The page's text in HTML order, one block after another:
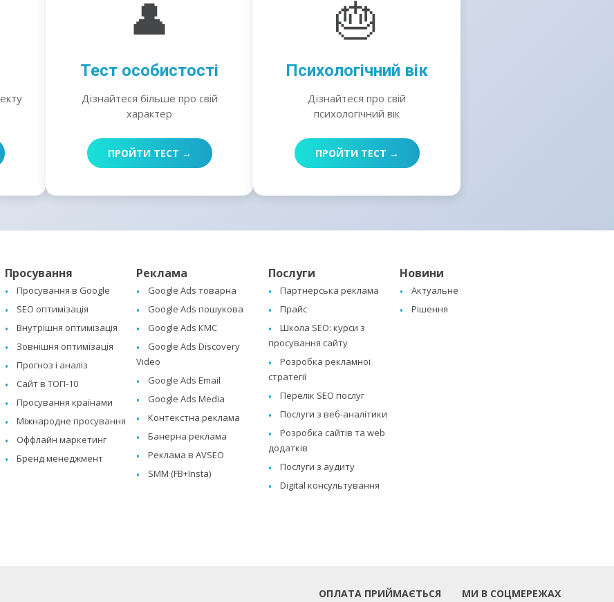
👤
Тест особистості
Дізнайтеся більше про свій
характер
ПРОЙТИ ТЕСТ →
🎂
Психологічний вік
Дізнайтеся про свій
психологічний вік
ПРОЙТИ ТЕСТ →
Просування
Просування в Google
SEO оптимізація
Внутрішня оптимізація
Зовнішня оптимізація
Прогноз і аналіз
Сайт в ТОП-10
Просування країнами
Міжнародне просування
Оффлайн маркетинг
Бренд менеджмент
Реклама
Google Ads товарна
Google Ads пошукова
Google Ads КМС
Google Ads Discovery
Video
Google Ads Email
Google Ads Media
Контекстна реклама
Банерна реклама
Реклама в AVSEO
SMM (FB+Insta)
Послуги
Партнерська реклама
Прайс
Школа SEO: курси з
просування сайту
Розробка рекламної
стратегії
Перелік SEO послуг
Послуги з веб-аналітики
Розробка сайтів та web
додатків
Послуги з аудиту
Digital консультування
Новини
Актуальне
Рішення
МИ В СОЦМЕРЕЖАХ
ОПЛАТА ПРИЙМАЄТЬСЯ